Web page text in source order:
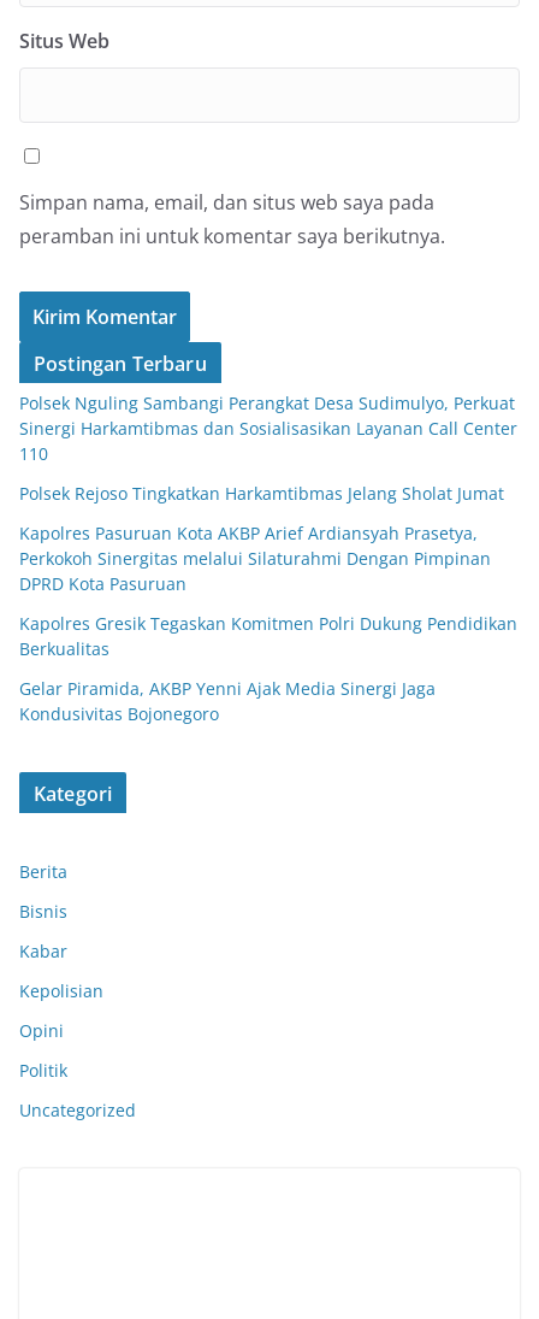
Situs Web
Simpan nama, email, dan situs web saya pada
peramban ini untuk komentar saya berikutnya.
Postingan Terbaru
Polsek Nguling Sambangi Perangkat Desa Sudimulyo, Perkuat
Sinergi Harkamtibmas dan Sosialisasikan Layanan Call Center
110
Polsek Rejoso Tingkatkan Harkamtibmas Jelang Sholat Jumat
Kapolres Pasuruan Kota AKBP Arief Ardiansyah Prasetya,
Perkokoh Sinergitas melalui Silaturahmi Dengan Pimpinan
DPRD Kota Pasuruan
Kapolres Gresik Tegaskan Komitmen Polri Dukung Pendidikan
Berkualitas
Gelar Piramida, AKBP Yenni Ajak Media Sinergi Jaga
Kondusivitas Bojonegoro
Kategori
Berita
Bisnis
Kabar
Kepolisian
Opini
Politik
Uncategorized